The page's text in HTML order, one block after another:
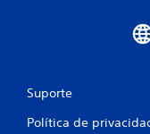
Suporte
Política de